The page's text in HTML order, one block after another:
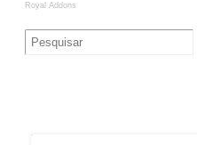
Royal Addons